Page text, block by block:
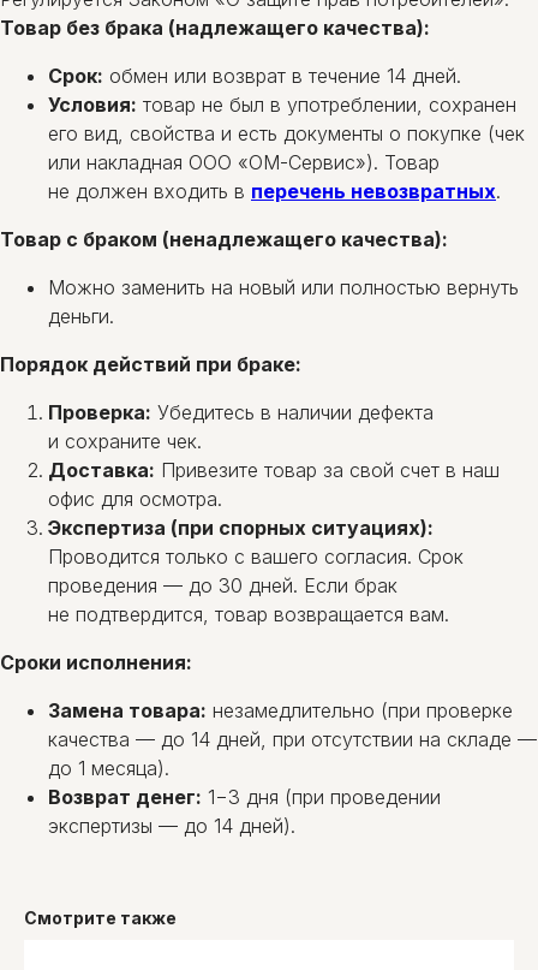
Товар без брака (надлежащего качества):
Срок: обмен или возврат в течение 14 дней.
Условия: товар не был в употреблении, сохранен
его вид, свойства и есть документы о покупке (чек
или накладная ООО «ОМ-Сервис»). Товар
не должен входить в перечень невозвратных.
Товар с браком (ненадлежащего качества):
Можно заменить на новый или полностью вернуть
деньги.
Порядок действий при браке:
Проверка: Убедитесь в наличии дефекта
и сохраните чек.
Доставка: Привезите товар за свой счет в наш
офис для осмотра.
Экспертиза (при спорных ситуациях):
Проводится только с вашего согласия. Срок
проведения — до 30 дней. Если брак
не подтвердится, товар возвращается вам.
Сроки исполнения:
Замена товара: незамедлительно (при проверке
качества — до 14 дней, при отсутствии на складе —
до 1 месяца).
Возврат денег: 1−3 дня (при проведении
экспертизы — до 14 дней).
Смотрите также